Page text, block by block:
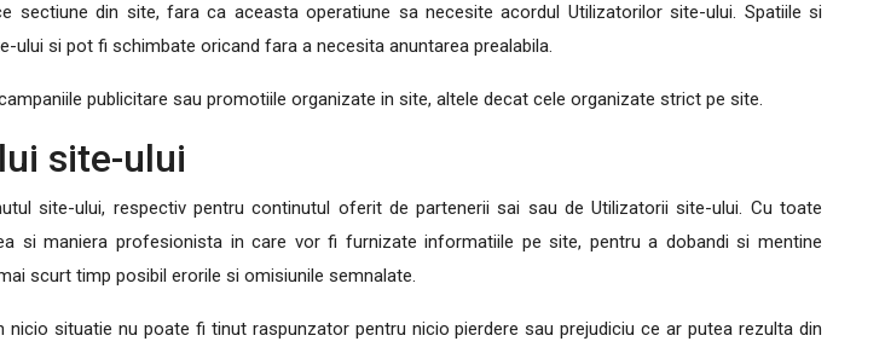
din site, fara ca aceasta operatiune sa necesite acordul Utilizatorilor site-ului. Spatiile si
si pot fi schimbate oricand fara a necesita anuntarea prealabila.
publicitare sau promotiile organizate in site, altele decat cele organizate strict pe site.
site-ului
site-ului, respectiv pentru continutul oferit de partenerii sai sau de Utilizatorii site-ului. Cu toate
si maniera profesionista in care vor fi furnizate informatiile pe site, pentru a dobandi si mentine
scurt timp posibil erorile si omisiunile semnalate.
situatie nu poate fi tinut raspunzator pentru nicio pierdere sau prejudiciu ce ar putea rezulta din